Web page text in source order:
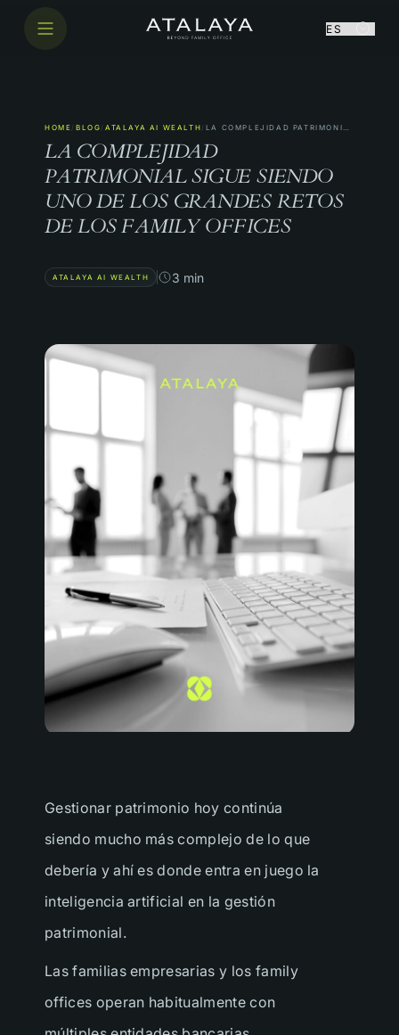
Sobre nosotros
Nuestro software
Cobalt
Blog
HOME /BLOG /ATALAYA AI WEALTH / LA COMPLEJIDAD PATRIMONIAL SIGUE SIENDO UNO DE LOS GRANDES RETOS DE LOS FAMILY OFFICES
LA COMPLEJIDAD
PATRIMONIAL SIGUE SIENDO
UNO DE LOS GRANDES RETOS
DE LOS FAMILY OFFICES
ATALAYA AI WEALTH 3 min
Gestionar patrimonio hoy continúa
siendo mucho más complejo de lo que
debería y ahí es donde entra en juego la
inteligencia artificial en la gestión
patrimonial.
Las familias empresarias y los family
offices operan habitualmente con